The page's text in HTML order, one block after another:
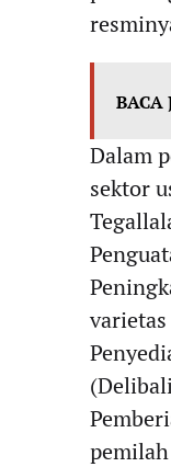
BACA
​Dalam
sektor